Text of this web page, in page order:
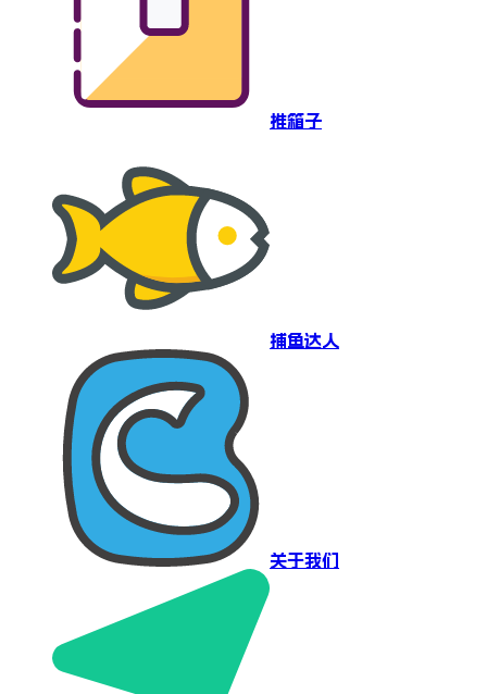
推箱子
捕鱼达人
关于我们